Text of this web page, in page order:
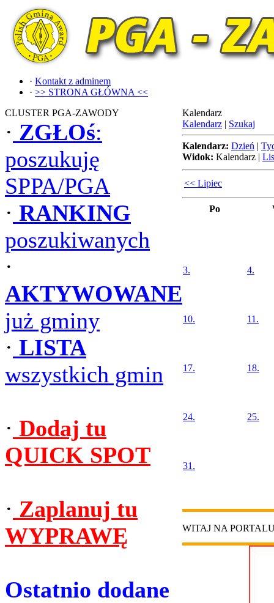
· Kontakt z adminem
· >> STRONA GŁÓWNA <<
CLUSTER PGA-ZAWODY
· ZGŁOś:
poszukuję
SPPA/PGA
· RANKING
poszukiwanych
·
AKTYWOWANE
już gminy
· LISTA
wszystkich gmin
· Dodaj tu
QUICK SPOT
· Zaplanuj tu
WYPRAWĘ
Ostatnio dodane
Kalendarz
Kalendarz | Szukaj
Kalendarz: Dzień |
Widok: Kalendarz |
<< Lipiec
Po
3. 4.
10. 11.
17. 18.
24. 25.
31.
WITAJ NA